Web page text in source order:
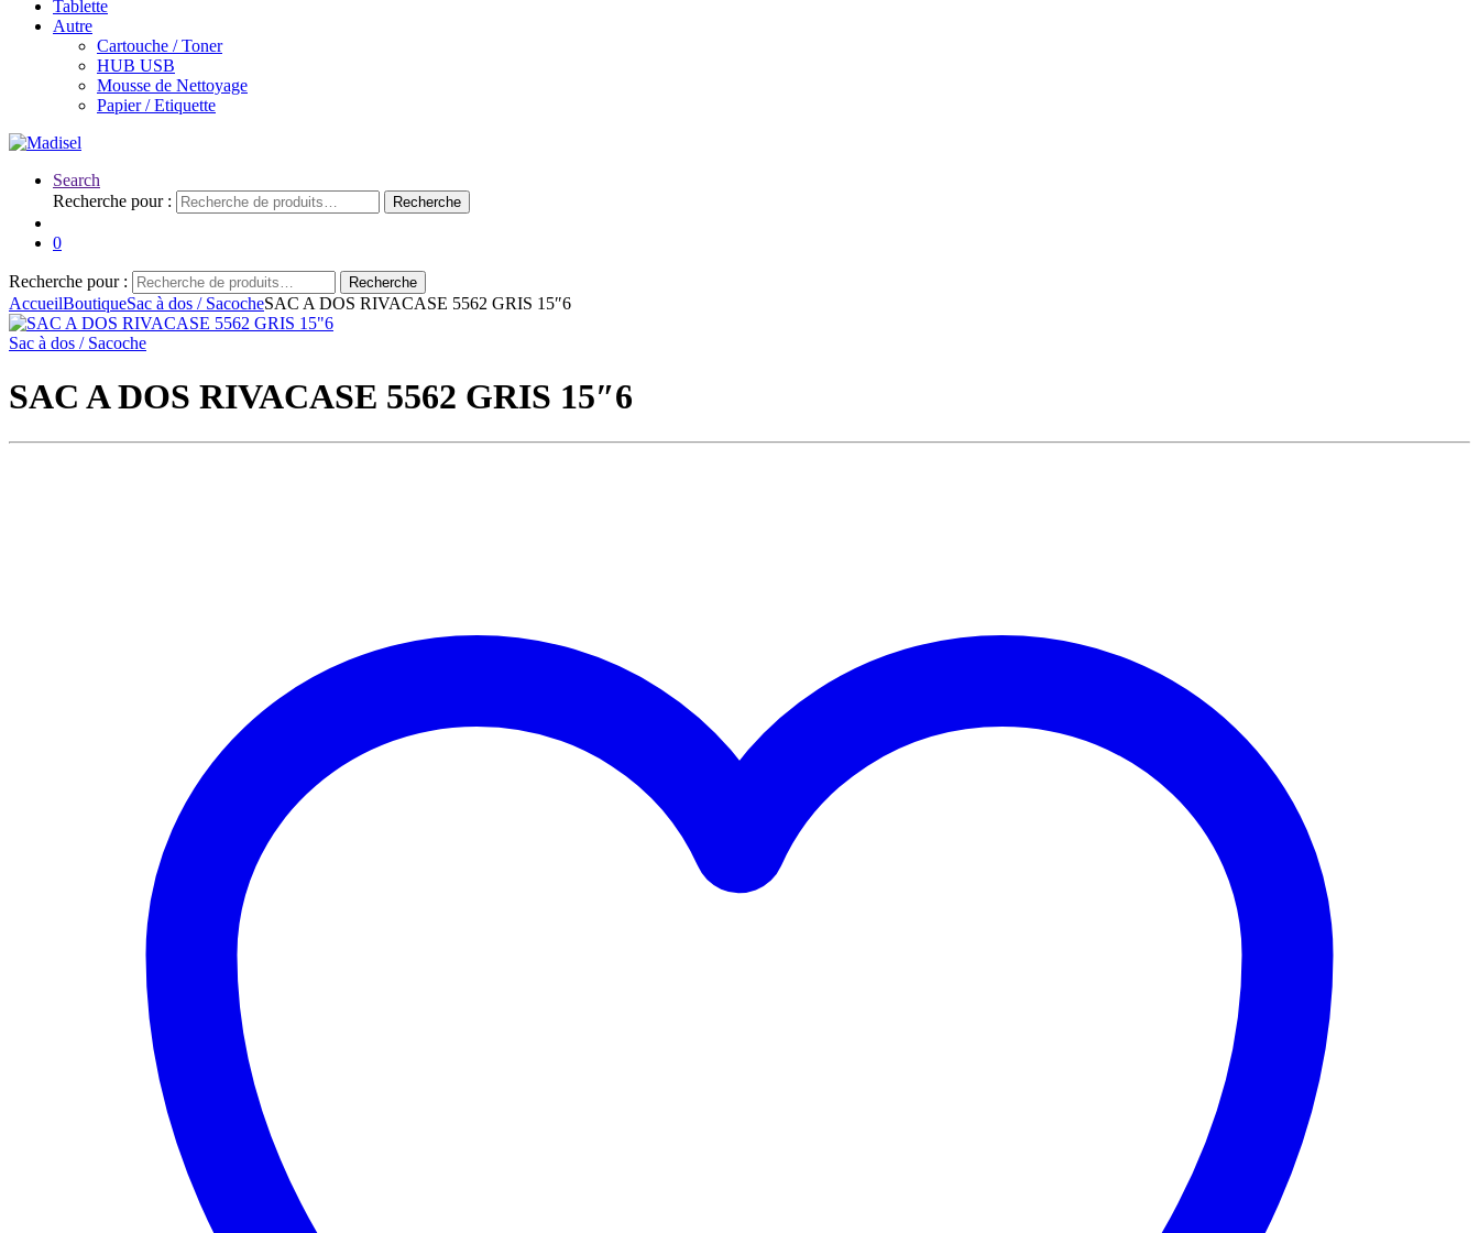
Tablette
Autre
Cartouche / Toner
HUB USB
Mousse de Nettoyage
Papier / Etiquette
Search
Recherche pour :
Recherche
0
Recherche pour : Recherche
AccueilBoutiqueSac à dos / SacocheSAC A DOS RIVACASE 5562 GRIS 15″6
Sac à dos / Sacoche
SAC A DOS RIVACASE 5562 GRIS 15″6